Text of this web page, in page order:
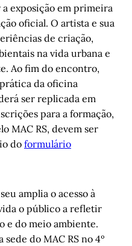
exposição em primeira
oficial. O artista e sua
de criação,
na vida urbana e
Ao fim do encontro,
da oficina
ser replicada em
para a formação,
MAC RS, devem ser
do formulário
amplia o acesso à
o público a refletir
e do meio ambiente.
do MAC RS no 4º